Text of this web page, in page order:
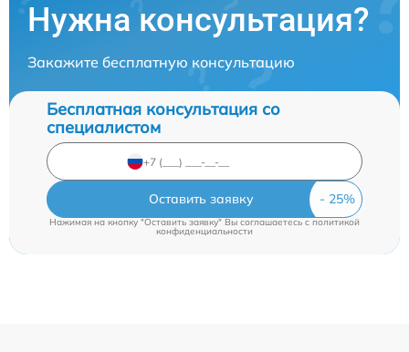
Нужна консультация?
Закажите бесплатную консультацию
Бесплатная консультация со
специалистом
Оставить заявку
Нажимая на кнопку "Оставить заявку" Вы соглашаетесь c политикой
конфиденциальности